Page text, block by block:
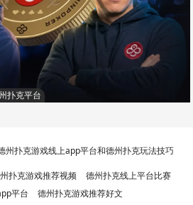
扑克平台
州扑克游戏线上app平台和德州扑克玩法技巧
扑克游戏推荐视频
德州扑克线上平台比赛
平台
德州扑克游戏推荐好文